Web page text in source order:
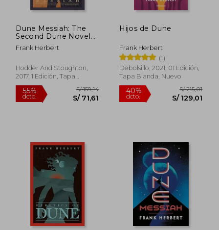
55%
dcto. S/ 141,81
55%
dcto. S/
Dune Messiah: The
Second Dune Novel
(en Inglés)
Frank Herbert
Hodder And Stoughton,
2017, 1 Edición, Tapa
Blanda, Nuevo
Hijos de Dune
Frank Herbert
(1)
Debolsillo, 2021, 01 Edición,
Tapa Blanda, Nuevo